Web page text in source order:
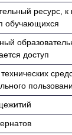
ресурс, к
обучающихся
доступ